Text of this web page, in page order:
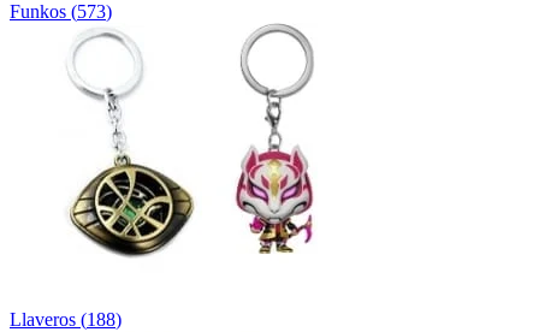
Funkos (573)
Llaveros (188)